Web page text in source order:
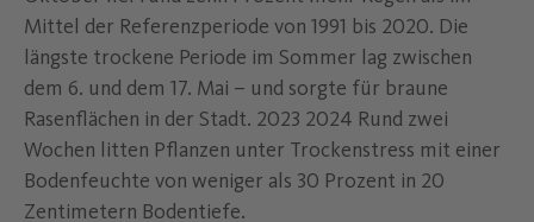
Mittel der Referenzperiode von 1991 bis 2020. Die
längste trockene Periode im Sommer lag zwischen
dem 6. und dem 17. Mai – und sorgte für braune
Rasenflächen in der Stadt. 2023 2024 Rund zwei
Wochen litten Pflanzen unter Trockenstress mit einer
Bodenfeuchte von weniger als 30 Prozent in 20
Zentimetern Bodentiefe.